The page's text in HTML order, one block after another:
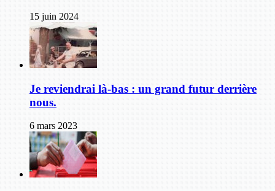
15 juin 2024
Je reviendrai là-bas : un grand futur derrière
nous.
6 mars 2023